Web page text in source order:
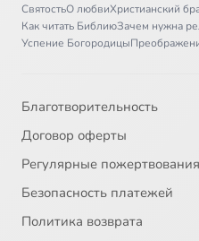
СвятостьО любвиХристианский
Как читать БиблиюЗачем нужна
Успение Богородицы
Благотворительность
Договор оферты
Регулярные пожертвования
Безопасность платежей
Политика возврата